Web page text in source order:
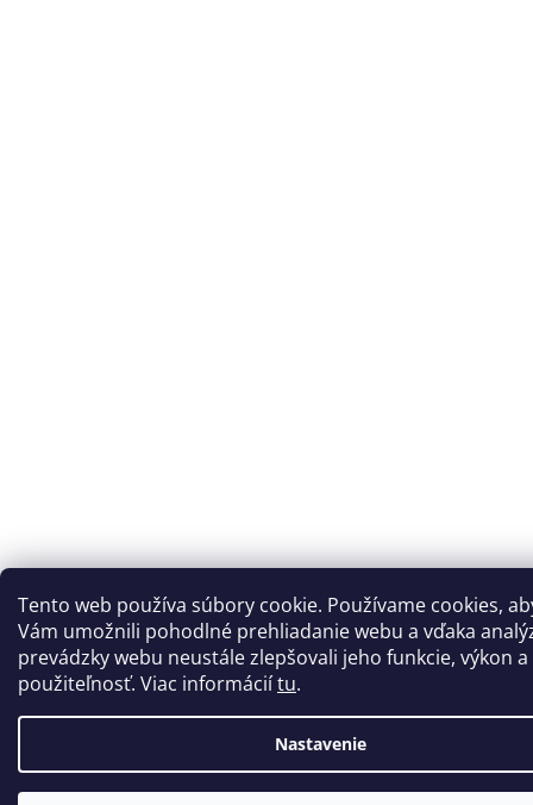
Tento web používa súbory cookie. Používame cookies,
Vám umožnili pohodlné prehliadanie webu a vďaka
prevádzky webu neustále zlepšovali jeho funkcie, výkon a
použiteľnosť. Viac informáciítu.
Nastavenie